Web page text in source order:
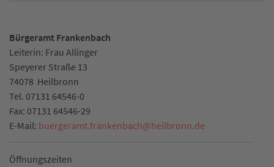
Bürgeramt Frankenbach
Leiterin: Frau Allinger
Speyerer Straße 13
74078 Heilbronn
Tel. 07131 64546-0
Fax: 07131 64546-29
E-Mail: buergeramt.frankenbach@heilbronn.de
Öffnungszeiten